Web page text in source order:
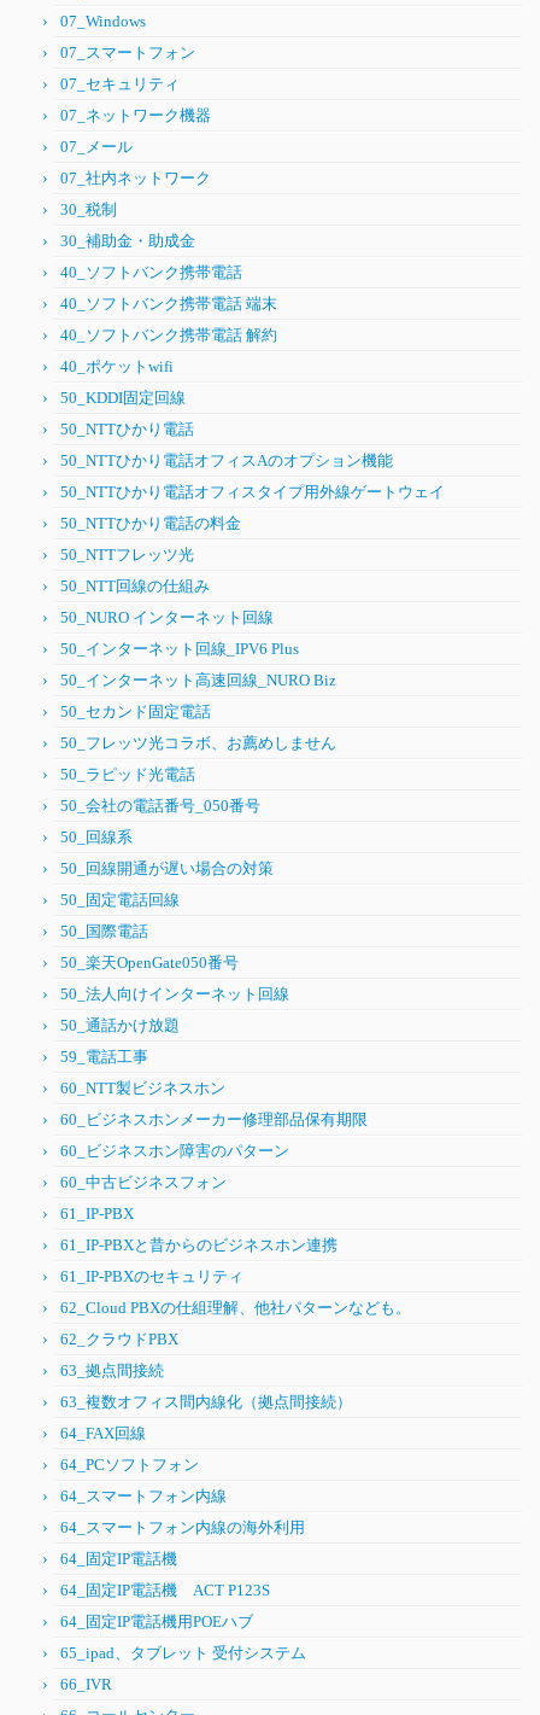
07_Windows
07_スマートフォン
07_セキュリティ
07_ネットワーク機器
07_メール
07_社内ネットワーク
30_税制
30_補助金・助成金
40_ソフトバンク携帯電話
40_ソフトバンク携帯電話 端末
40_ソフトバンク携帯電話 解約
40_ポケットwifi
50_KDDI固定回線
50_NTTひかり電話
50_NTTひかり電話オフィスAのオプション機能
50_NTTひかり電話オフィスタイプ用外線ゲートウェイ
50_NTTひかり電話の料金
50_NTTフレッツ光
50_NTT回線の仕組み
50_NURO インターネット回線
50_インターネット回線_IPV6 Plus
50_インターネット高速回線_NURO Biz
50_セカンド固定電話
50_フレッツ光コラボ、お薦めしません
50_ラピッド光電話
50_会社の電話番号_050番号
50_回線系
50_回線開通が遅い場合の対策
50_固定電話回線
50_国際電話
50_楽天OpenGate050番号
50_法人向けインターネット回線
50_通話かけ放題
59_電話工事
60_NTT製ビジネスホン
60_ビジネスホンメーカー修理部品保有期限
60_ビジネスホン障害のパターン
60_中古ビジネスフォン
61_IP-PBX
61_IP-PBXと昔からのビジネスホン連携
61_IP-PBXのセキュリティ
62_Cloud PBXの仕組理解、他社パターンなども。
62_クラウドPBX
63_拠点間接続
63_複数オフィス間内線化（拠点間接続）
64_FAX回線
64_PCソフトフォン
64_スマートフォン内線
64_スマートフォン内線の海外利用
64_固定IP電話機
64_固定IP電話機 ACT P123S
64_固定IP電話機用POEハブ
65_ipad、タブレット 受付システム
66_IVR